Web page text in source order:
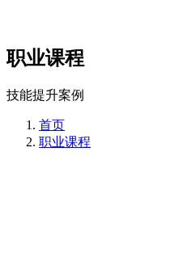
职业课程
技能提升案例
首页
职业课程